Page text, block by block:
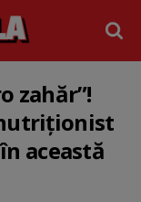
zahăr”!
această